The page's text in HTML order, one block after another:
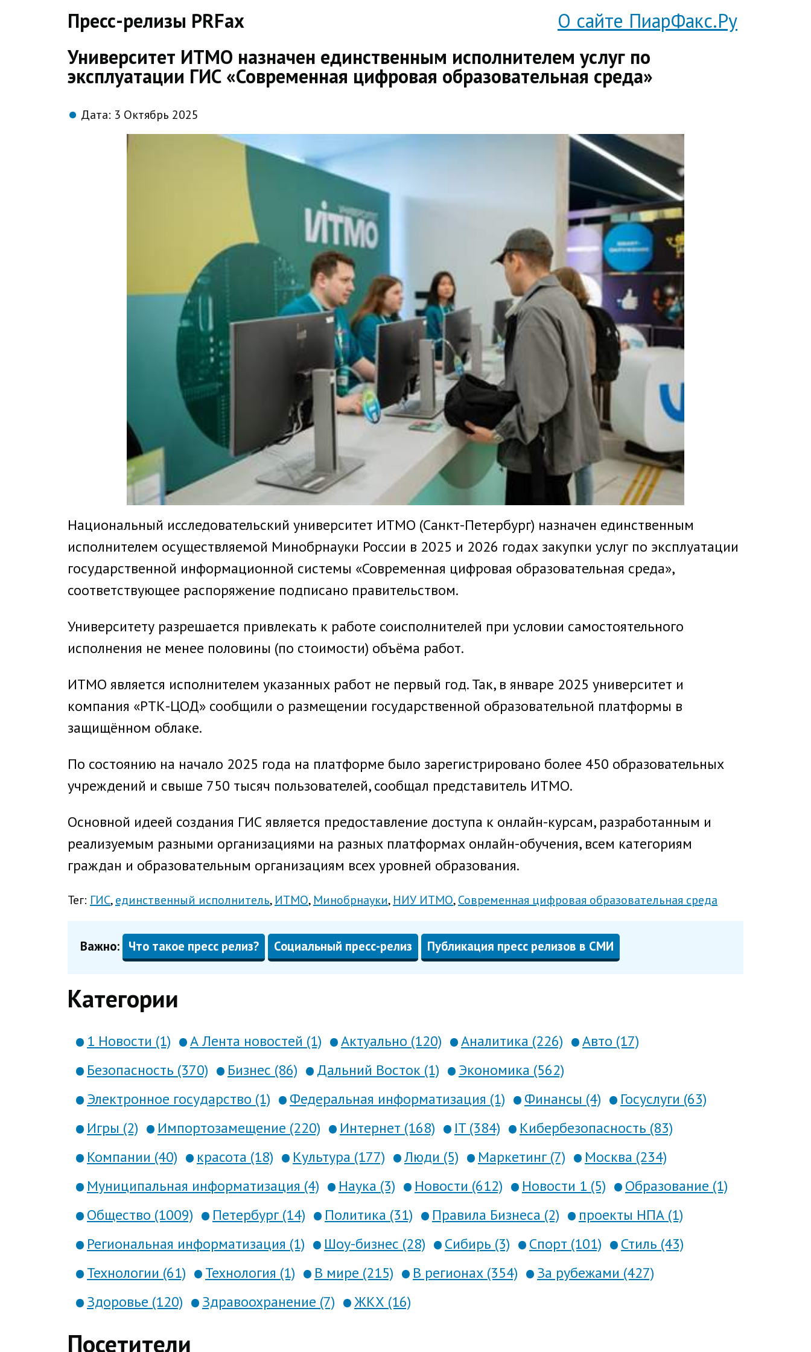
Пресс-релизы PRFax
О сайте ПиарФакс.Ру
Университет ИТМО назначен единственным исполнителем услуг по
эксплуатации ГИС «Современная цифровая образовательная среда»
Дата: 3 Октябрь 2025
Национальный исследовательский университет ИТМО (Санкт-Петербург) назначен единственным
исполнителем осуществляемой Минобрнауки России в 2025 и 2026 годах закупки услуг по эксплуатации
государственной информационной системы «Современная цифровая образовательная среда»,
соответствующее распоряжение подписано правительством.
Университету разрешается привлекать к работе соисполнителей при условии самостоятельного
исполнения не менее половины (по стоимости) объёма работ.
ИТМО является исполнителем указанных работ не первый год. Так, в январе 2025 университет и
компания «РТК-ЦОД» сообщили о размещении государственной образовательной платформы в
защищённом облаке.
По состоянию на начало 2025 года на платформе было зарегистрировано более 450 образовательных
учреждений и свыше 750 тысяч пользователей, сообщал представитель ИТМО.
Основной идеей создания ГИС является предоставление доступа к онлайн-курсам, разработанным и
реализуемым разными организациями на разных платформах онлайн-обучения, всем категориям
граждан и образовательным организациям всех уровней образования.
Тег: ГИС единственный исполнитель ИТМО Минобрнауки НИУ ИТМО Современная цифровая образовательная среда
Важно: Что такое пресс релиз? Социальный пресс-релиз Публикация пресс релизов в СМИ
Категории
1 Новости (1) А Лента новостей (1) Актуально (120) Аналитика (226)
Авто (17)
Безопасность (370)
Бизнес (86) Дальний Восток (1)
Экономика (562)
Электронное государство (1)
Федеральная информатизация (1) Финансы (4)
Госуслуги (63)
Игры (2)
Импортозамещение (220) Интернет (168) IT (384)
Кибербезопасность (83)
Компании (40)
красота (18) Культура (177) Люди (5) Маркетинг (7)
Москва (234)
Муниципальная информатизация (4)
Наука (3) Новости (612) Новости 1 (5)
Образование (1)
Общество (1009)
Петербург (14) Политика (31) Правила Бизнеса (2)
проекты НПА (1)
Региональная информатизация (1)
Шоу-бизнес (28) Сибирь (3) Спорт (101)
Стиль (43)
Технологии (61)
Технология (1) В мире (215) В регионах (354)
За рубежами (427)
Здоровье (120)
Здравоохранение (7) ЖКХ (16)
Посетители